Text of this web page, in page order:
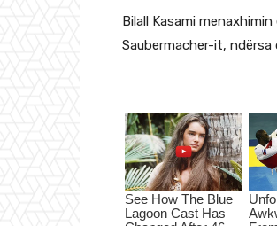
Bilall Kasami
Saubermacher-it,